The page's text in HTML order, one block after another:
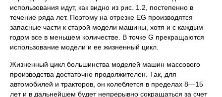
использования идут, как видно из рис. 1.2, постепенно в
течение ряда лет. Поэтому на отрезке EG производятся
запасные части к старой модели машины, хотя и с каждым
годом все в меньшем количестве. В точке G прекращаются
использование модели и ее жизненный цикл.
Жизненный цикл большинства моделей машин массового
производства достаточно продолжителен. Так, для
автомобилей и тракторов, он колеблется в пределах 8—15
лет и в дальнейшем будет непрерывно сокращаться за счет